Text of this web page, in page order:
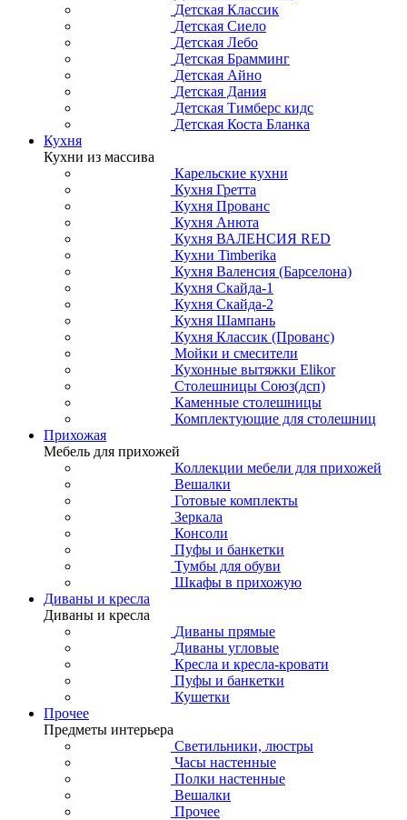
Детская Классик
Детская Сиело
Детская Лебо
Детская Брамминг
Детская Айно
Детская Дания
Детская Тимберс кидс
Детская Коста Бланка
Кухня
Кухни из массива
Карельские кухни
Кухня Гретта
Кухня Прованс
Кухня Анюта
Кухня ВАЛЕНСИЯ RED
Кухни Timberika
Кухня Валенсия (Барселона)
Кухня Скайда-1
Кухня Скайда-2
Кухня Шампань
Кухня Классик (Прованс)
Мойки и смесители
Кухонные вытяжки Elikor
Столешницы Союз(дсп)
Каменные столешницы
Комплектующие для столешниц
Прихожая
Мебель для прихожей
Коллекции мебели для прихожей
Вешалки
Готовые комплекты
Зеркала
Консоли
Пуфы и банкетки
Тумбы для обуви
Шкафы в прихожую
Диваны и кресла
Диваны и кресла
Диваны прямые
Диваны угловые
Кресла и кресла-кровати
Пуфы и банкетки
Кушетки
Прочее
Предметы интерьера
Светильники, люстры
Часы настенные
Полки настенные
Вешалки
Прочее